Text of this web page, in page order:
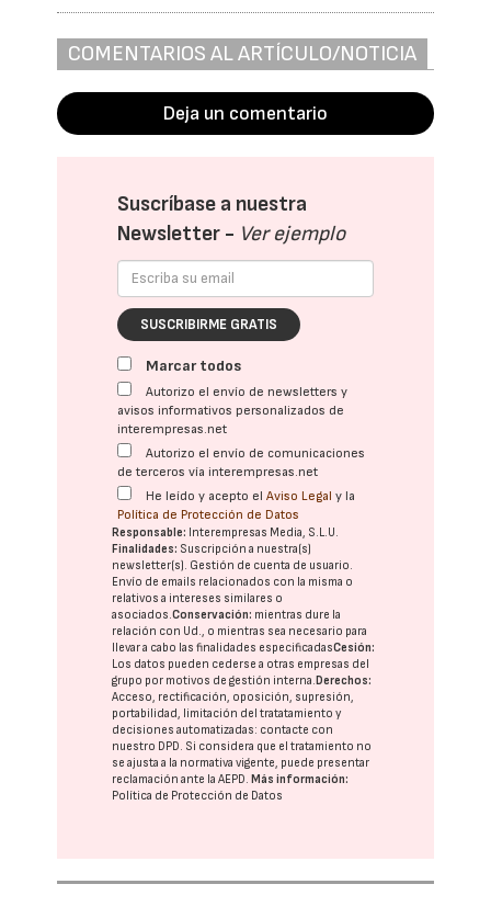
COMENTARIOS AL ARTÍCULO/NOTICIA
Deja un comentario
Suscríbase a nuestra
Newsletter - Ver ejemplo
SUSCRIBIRME GRATIS
Marcar todos
Autorizo el envío de newsletters y
avisos informativos personalizados de
interempresas.net
Autorizo el envío de comunicaciones
de terceros vía interempresas.net
He leído y acepto elAviso Legal y la
Política de Protección de Datos
Responsable: Interempresas Media, S.L.U.
Finalidades: Suscripción a nuestra(s)
newsletter(s). Gestión de cuenta de usuario.
Envío de emails relacionados con la misma o
relativos a intereses similares o
asociados.Conservación: mientras dure la
relación con Ud., o mientras sea necesario para
llevar a cabo las finalidades especificadasCesión:
Los datos pueden cederse a otras empresas del
grupo por motivos de gestión interna.Derechos:
Acceso, rectificación, oposición, supresión,
portabilidad, limitación del tratatamiento y
decisiones automatizadas: contacte con
nuestro DPD. Si considera que el tratamiento no
se ajusta a la normativa vigente, puede presentar
reclamación ante laAEPD.Más información:
Política de Protección de Datos